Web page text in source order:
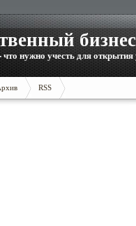
бизнес
нужно учесть для открытия
RSS